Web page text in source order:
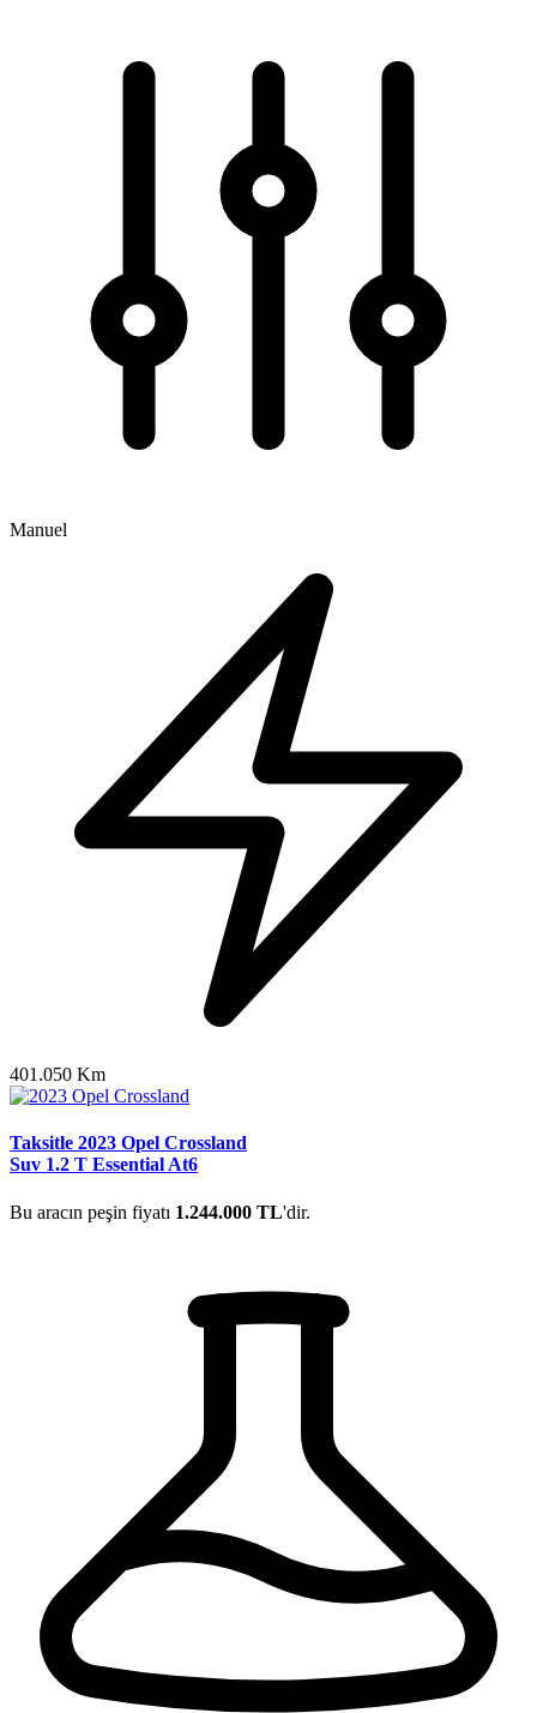
Manuel
401.050 Km
Taksitle 2023 Opel Crossland
Suv 1.2 T Essential At6
Bu aracın peşin fiyatı 1.244.000 TL'dir.